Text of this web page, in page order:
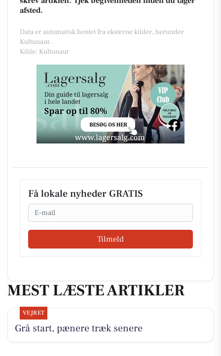
afsted.
Data er automatisk hentet fra eksterne kilder, herunder
Kultunaut.
Kilde: Kultunaut
Få lokale nyheder GRATIS
Email
Tilmeld
MEST LÆSTE ARTIKLER
VEJRET
Grå start, pænere træk senere